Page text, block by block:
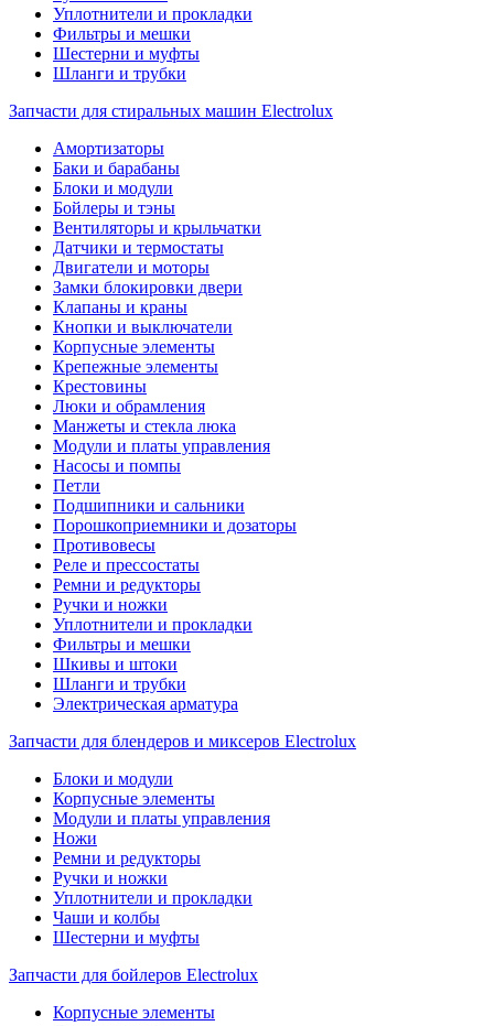
Уплотнители и прокладки
Фильтры и мешки
Шестерни и муфты
Шланги и трубки
Запчасти для стиральных машин Electrolux
Амортизаторы
Баки и барабаны
Блоки и модули
Бойлеры и тэны
Вентиляторы и крыльчатки
Датчики и термостаты
Двигатели и моторы
Замки блокировки двери
Клапаны и краны
Кнопки и выключатели
Корпусные элементы
Крепежные элементы
Крестовины
Люки и обрамления
Манжеты и стекла люка
Модули и платы управления
Насосы и помпы
Петли
Подшипники и сальники
Порошкоприемники и дозаторы
Противовесы
Реле и прессостаты
Ремни и редукторы
Ручки и ножки
Уплотнители и прокладки
Фильтры и мешки
Шкивы и штоки
Шланги и трубки
Электрическая арматура
Запчасти для блендеров и миксеров Electrolux
Блоки и модули
Корпусные элементы
Модули и платы управления
Ножи
Ремни и редукторы
Ручки и ножки
Уплотнители и прокладки
Чаши и колбы
Шестерни и муфты
Запчасти для бойлеров Electrolux
Корпусные элементы